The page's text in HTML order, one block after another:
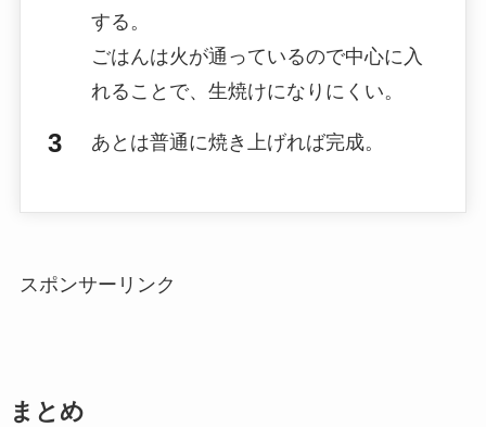
する。
ごはんは火が通っているので中心に入
れることで、生焼けになりにくい。
あとは普通に焼き上げれば完成。
スポンサーリンク
まとめ